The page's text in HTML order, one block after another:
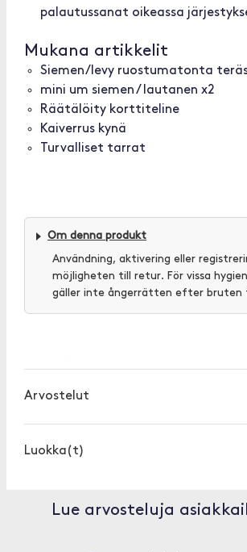
palautussanat oikeassa
Mukana artikkelit
Siemen/levy ruostumatonta
mini um siemen / lautanen x2
Räätälöity korttiteline
Kaiverrus kynä
Turvalliset tarrat
Om denna produkt
Användning, aktivering eller
möjligheten till retur. För vissa
gäller inte ångerrätten efter bruten
Arvostelut
Luokka(t)
Lue arvosteluja